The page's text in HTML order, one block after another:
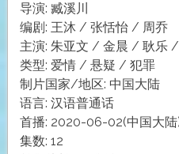
导演: 臧溪川
编剧: 王沐 / 张恬怡 / 周乔
主演: 朱亚文 / 金晨 / 耿乐
类型: 爱情 / 悬疑 / 犯罪
制片国家/地区: 中国大陆
语言: 汉语普通话
首播: 2020-06-02(中国大陆
集数: 12